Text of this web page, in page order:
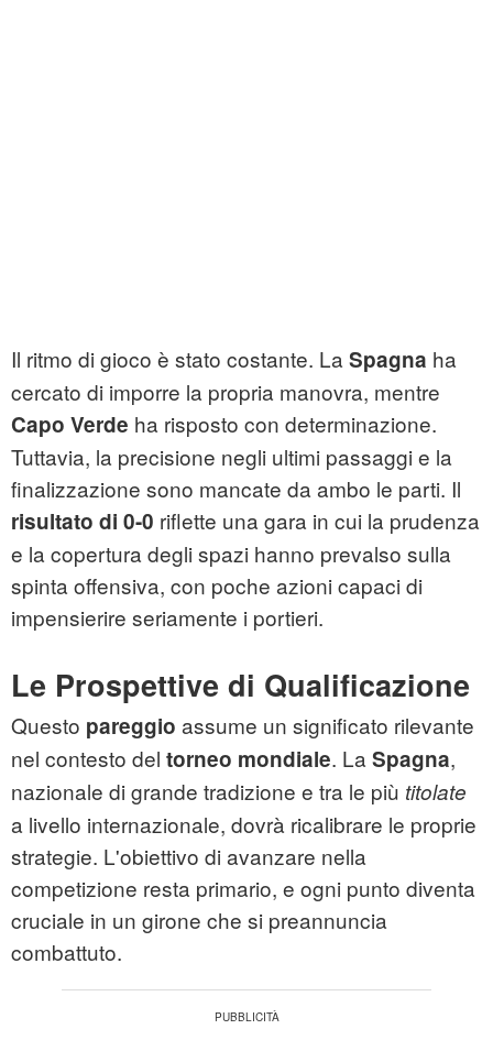
Il ritmo di gioco è stato costante. La Spagna ha
cercato di imporre la propria manovra, mentre
Capo Verde ha risposto con determinazione.
Tuttavia, la precisione negli ultimi passaggi e la
finalizzazione sono mancate da ambo le parti. Il
risultato di 0-0 riflette una gara in cui la prudenza
e la copertura degli spazi hanno prevalso sulla
spinta offensiva, con poche azioni capaci di
impensierire seriamente i portieri.
Le Prospettive di Qualificazione
Questo pareggio assume un significato rilevante
nel contesto del torneo mondiale. La Spagna,
nazionale di grande tradizione e tra le più titolate
a livello internazionale, dovrà ricalibrare le proprie
strategie. L'obiettivo di avanzare nella
competizione resta primario, e ogni punto diventa
cruciale in un girone che si preannuncia
combattuto.